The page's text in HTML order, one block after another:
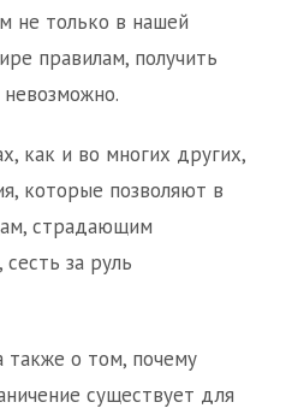
не только в нашей
правилам, получить
как и во многих других,
которые позволяют в
страдающим
за руль
также о том, почему
существует для